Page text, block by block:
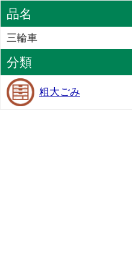
品名
三輪車
分類
粗大ごみ